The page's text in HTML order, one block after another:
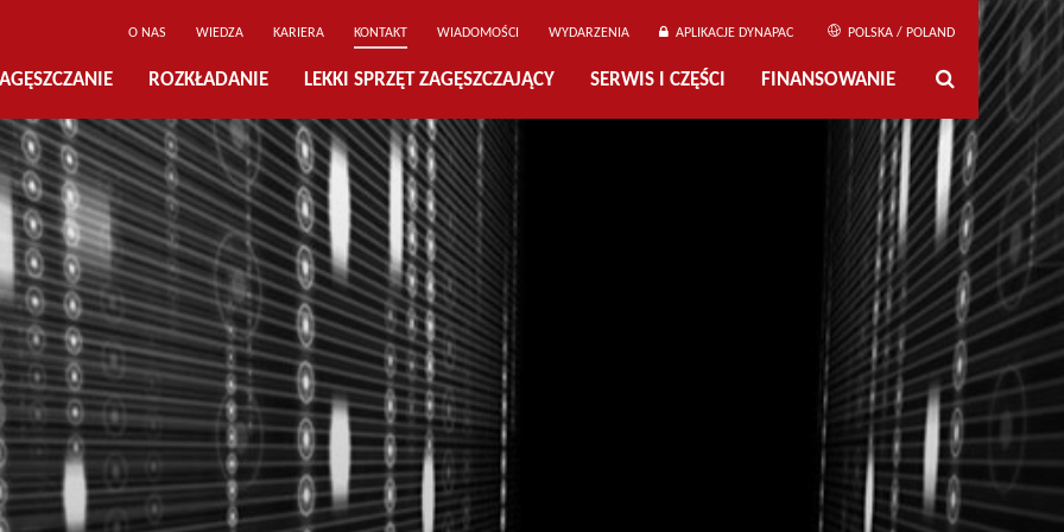
O NAS WIEDZA KARIERA KONTAKT WIADOMOŚCI WYDARZENIA APLIKACJE DYNAPAC POLSKA / POLAND
ROZKŁADANIE LEKKI SPRZĘT ZAGĘSZCZAJĄCY SERWIS I CZĘŚCI FINANSOWANIE